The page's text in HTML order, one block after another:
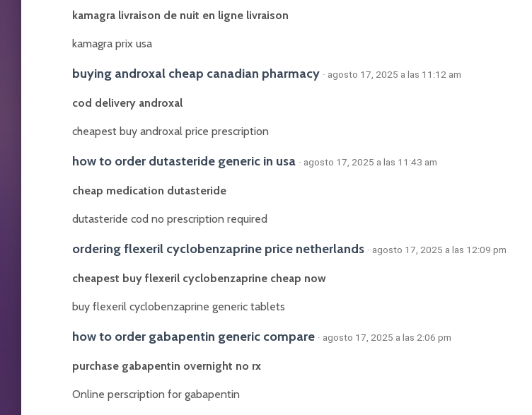
kamagra livraison de nuit en ligne livraison
kamagra prix usa
buying androxal cheap canadian pharmacy · agosto 17, 2025 a las 11:12 am
cod delivery androxal
cheapest buy androxal price prescription
how to order dutasteride generic in usa · agosto 17, 2025 a las 11:43 am
cheap medication dutasteride
dutasteride cod no prescription required
ordering flexeril cyclobenzaprine price netherlands · agosto 17, 2025 a las 12:09 pm
cheapest buy flexeril cyclobenzaprine cheap now
buy flexeril cyclobenzaprine generic tablets
how to order gabapentin generic compare · agosto 17, 2025 a las 2:06 pm
purchase gabapentin overnight no rx
Online perscription for gabapentin